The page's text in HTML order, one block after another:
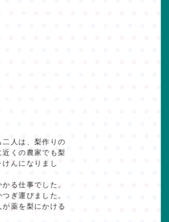
人は、梨作りの
くの農家でも梨
んになりまし
る仕事でした。
ぎ運びました。
薬を梨にかける